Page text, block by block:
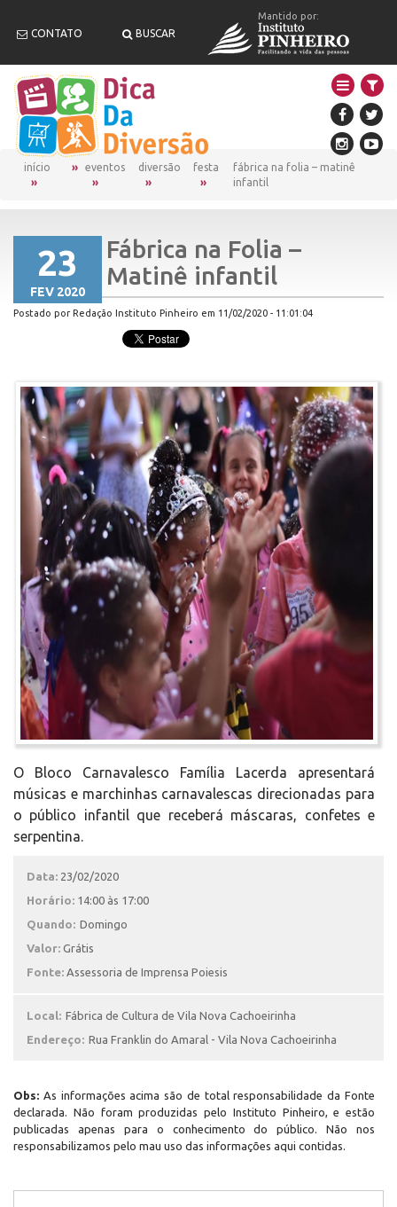
CONTATO BUSCAR
Mantido por:
início eventos diversão festa
fábrica na folia – matinê
infantil
23
FEV 2020
Fábrica na Folia –
Matinê infantil
Postado por Redação Instituto Pinheiro em 11/02/2020 - 11:01:04
O Bloco Carnavalesco Família Lacerda apresentará
músicas e marchinhas carnavalescas direcionadas para
o público infantil que receberá máscaras, confetes e
serpentina.
Data: 23/02/2020
Horário: 14:00 às 17:00
Quando: Domingo
Valor: Grátis
Fonte: Assessoria de Imprensa Poiesis
Local: Fábrica de Cultura de Vila Nova Cachoeirinha
Endereço: Rua Franklin do Amaral - Vila Nova Cachoeirinha
Obs: As informações acima são de total responsabilidade da Fonte
declarada. Não foram produzidas pelo Instituto Pinheiro, e estão
publicadas apenas para o conhecimento do público. Não nos
responsabilizamos pelo mau uso das informações aqui contidas.